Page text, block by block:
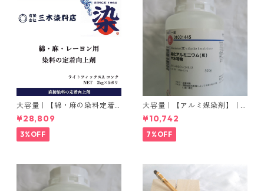
大容量｜【綿・麻の染料定着
向上剤】｜2kg×5本｜ライト
フィックスAコンク
¥28,809
3%OFF
大容量｜【アルミ媒染剤】｜5
00g−3本入り｜塩化アルミニ
ウム
¥10,742
7%OFF